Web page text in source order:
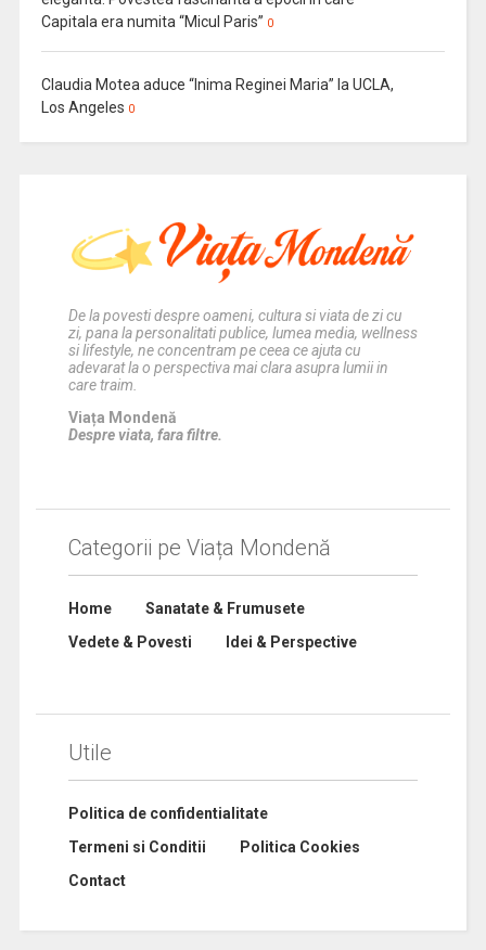
Capitala era numita “Micul Paris” 0
Claudia Motea aduce “Inima Reginei Maria” la UCLA,
Los Angeles 0
De la povesti despre oameni, cultura si viata de zi cu
zi, pana la personalitati publice, lumea media, wellness
si lifestyle, ne concentram pe ceea ce ajuta cu
adevarat la o perspectiva mai clara asupra lumii in
care traim.
Viața Mondenă
Despre viata, fara filtre.
Categorii pe Viața Mondenă
Home
Sanatate & Frumusete
Vedete & Povesti
Idei & Perspective
Utile
Politica de confidentialitate
Termeni si Conditii
Politica Cookies
Contact